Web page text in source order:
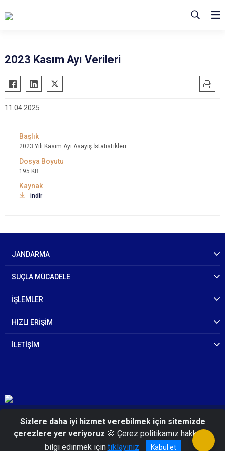
2023 Kasım Ayı Verileri
11.04.2025
2023 Yılı Kasım Ayı Asayiş İstatistikleri
195 KB
indir
JANDARMA
SUÇLA MÜCADELE
İŞLEMLER
HIZLI ERİŞİM
İLETİŞİM
Komutanlığı
Sizlere daha iyi hizmet verebilmek için sitemizde
çerezlere yer veriyoruz 🍪 Çerez politikamız hakkında
bilgi edinmek için tıklayınız Kabul et